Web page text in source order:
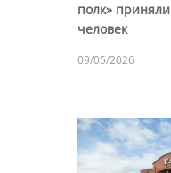
полк»
человек
09/05/2026